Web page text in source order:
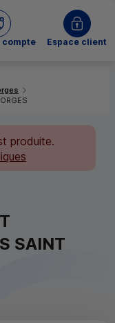
compte
Crédit MutuelEspace client
produite.
SAINT